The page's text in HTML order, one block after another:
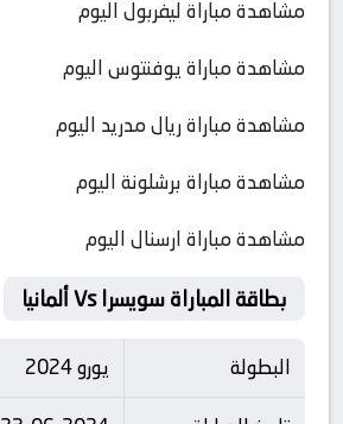
مشاهدة مباراة ليفربول اليوم
مشاهدة مباراة يوفنتوس اليوم
مشاهدة مباراة ريال مدريد اليوم
مشاهدة مباراة برشلونة اليوم
مشاهدة مباراة ارسنال اليوم
بطاقة المباراة سويسرا Vs ألمانيا
البطولة
يورو 2024